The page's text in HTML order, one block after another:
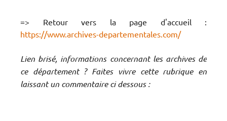
=> Retour vers la page d'accueil :
https://www.archives-departementales.com/
Lien brisé, informations concernant les archives de
ce département ? Faites vivre cette rubrique en
laissant un commentaire ci dessous :